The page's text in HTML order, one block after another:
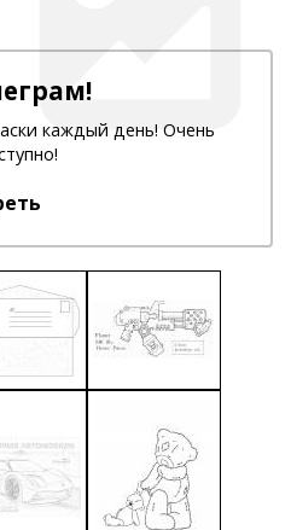
каждый день! Очень